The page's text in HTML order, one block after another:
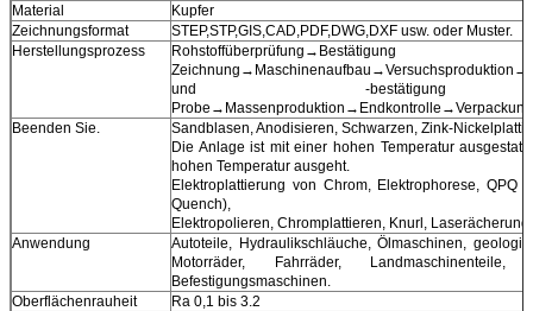
Material
Kupfer
Zeichnungsformat
STEP,STP,GIS,CAD,PDF,DWG,DXF usw. oder Muster.
Herstellungsprozess
und -
Beenden Sie.
Sandblasen, Anodisieren, Schwarzen, Zink-
Die Anlage ist mit einer hohen Temperatur
hohen Temperatur ausgeht.
Elektroplattierung von Chrom, Elektrophorese, QPQ
Quench),
Elektropolieren, Chromplattieren, Knurl, Laserächerung
Anwendung
Autoteile, Hydraulikschläuche, Ölmaschinen,
Motorräder, Fahrräder, Landmaschinenteile,
Befestigungsmaschinen.
Oberflächenrauheit
Ra 0,1 bis 3.2